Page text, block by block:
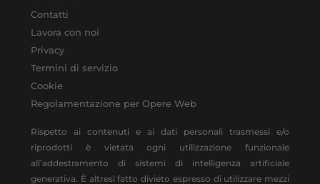
Contatti
Lavora con noi
Privacy
Termini di servizio
Cookie
Regolamentazione per Opere Web
Rispetto ai contenuti e ai dati personali trasmessi e/o
riprodotti è vietata ogni utilizzazione funzionale
all’addestramento di sistemi di intelligenza artificiale
generativa. È altresì fatto divieto espresso di utilizzare mezzi